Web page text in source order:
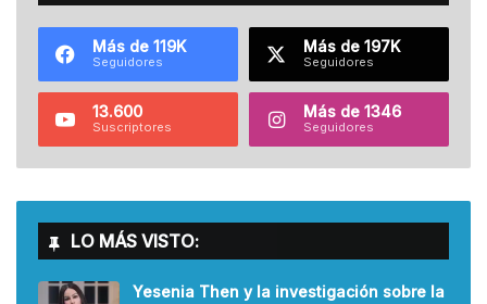
Más de 119K
Seguidores
Más de 197K
Seguidores
13.600
Suscriptores
Más de 1346
Seguidores
LO MÁS VISTO:
Yesenia Then y la investigación sobre la